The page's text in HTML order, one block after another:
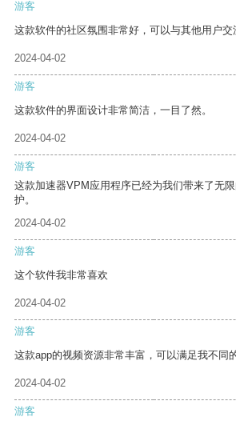
游客
这款软件的社区氛围非常好，可以与其他用户交
2024-04-02
游客
这款软件的界面设计非常简洁，一目了然。
2024-04-02
游客
这款加速器VPM应用程序已经为我们带来了无
护。
2024-04-02
游客
这个软件我非常喜欢
2024-04-02
游客
这款app的视频资源非常丰富，可以满足我不同
2024-04-02
游客